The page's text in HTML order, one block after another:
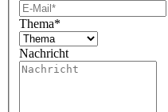
Thema*
Nachricht